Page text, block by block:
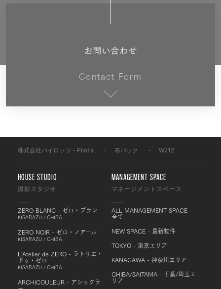
お問い合わせ
Contact Form
株式会社パイロッツ - Pilot's 布バック W212
HOUSE STUDIO
撮影スタジオ
ZERO BLANC - ゼロ・ブラン
KISARAZU / CHIBA
ZERO NOIR - ゼロ・ノアール
KISARAZU / CHIBA
L'Atelier de ZERO - ラトリエ・
ドゥ・ゼロ
KISARAZU / CHIBA
ARCHICOULEUR - アシックラ
MANAGEMENT SPACE
マネージメントスペース
ALL MANAGEMENT SPACE -
全て
NEW SPACE - 最新物件
TOKYO - 東京エリア
KANAGAWA - 神奈川エリア
CHIBA/SAITAMA - 千葉/埼玉エ
リア